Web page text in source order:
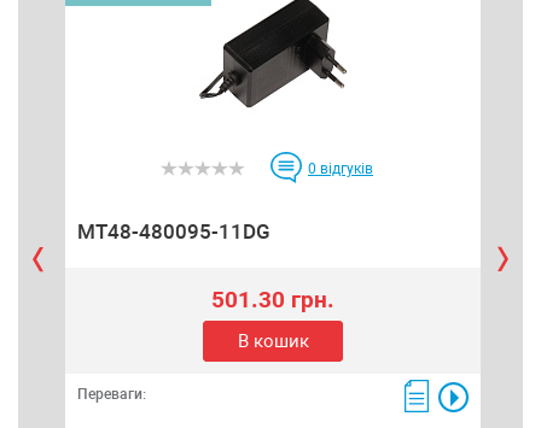
0 відгуків
MT48-480095-11DG
501.30 грн.
В кошик
Переваги: